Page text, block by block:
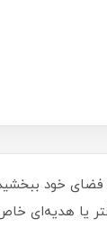
، جلوه‌ای بی‌نظیر و
یا هدیه‌ای